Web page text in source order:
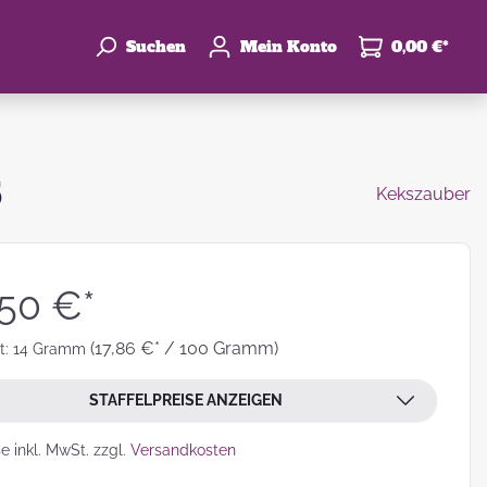
Suchen Mein Konto 0,00 €*
Kekszauber
€*
14 Gramm (17,86 €* / 100 Gramm)
STAFFELPREISE ANZEIGEN
inkl. MwSt. zzgl. Versandkosten